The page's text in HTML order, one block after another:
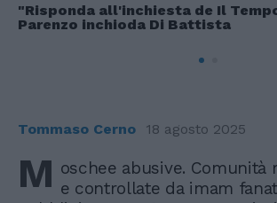
"Risponda all'inchiesta de Il
Parenzo inchioda Di Battista
Tommaso Cerno 18 agosto 2025
M oschee abusive. Comunità
e controllate da imam